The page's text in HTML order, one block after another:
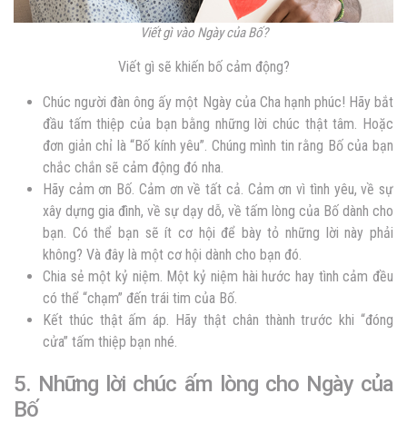
Viết gì vào Ngày của Bố?
Viết gì sẽ khiến bố cảm động?
Chúc người đàn ông ấy một Ngày của Cha hạnh phúc! Hãy bắt
đầu tấm thiệp của bạn bằng những lời chúc thật tâm. Hoặc
đơn giản chỉ là “Bố kính yêu”. Chúng mình tin rằng Bố của bạn
chắc chắn sẽ cảm động đó nha.
Hãy cảm ơn Bố. Cảm ơn về tất cả. Cảm ơn vì tình yêu, về sự
xây dựng gia đình, về sự dạy dỗ, về tấm lòng của Bố dành cho
bạn. Có thể bạn sẽ ít cơ hội để bày tỏ những lời này phải
không? Và đây là một cơ hội dành cho bạn đó.
Chia sẻ một kỷ niệm. Một kỷ niệm hài hước hay tình cảm đều
có thể “chạm” đến trái tim của Bố.
Kết thúc thật ấm áp. Hãy thật chân thành trước khi “đóng
cửa” tấm thiệp bạn nhé.
5. Những lời chúc ấm lòng cho Ngày của
Bố